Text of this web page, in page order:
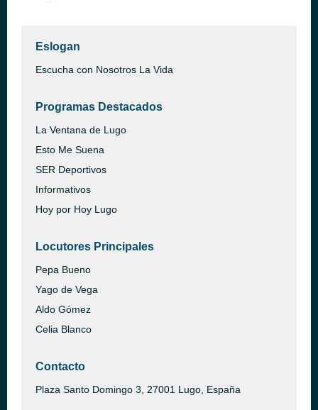
Eslogan
Escucha con Nosotros La Vida
Programas Destacados
La Ventana de Lugo
Esto Me Suena
SER Deportivos
Informativos
Hoy por Hoy Lugo
Locutores Principales
Pepa Bueno
Yago de Vega
Aldo Gómez
Celia Blanco
Contacto
Plaza Santo Domingo 3, 27001 Lugo, España